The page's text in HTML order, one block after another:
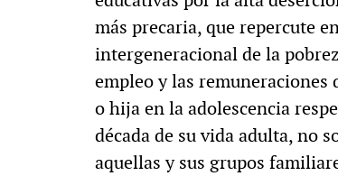
más precaria, que repercute
intergeneracional de la
empleo y las
o hija en la adolescencia
década de su vida adulta, no
aquellas y sus grupos